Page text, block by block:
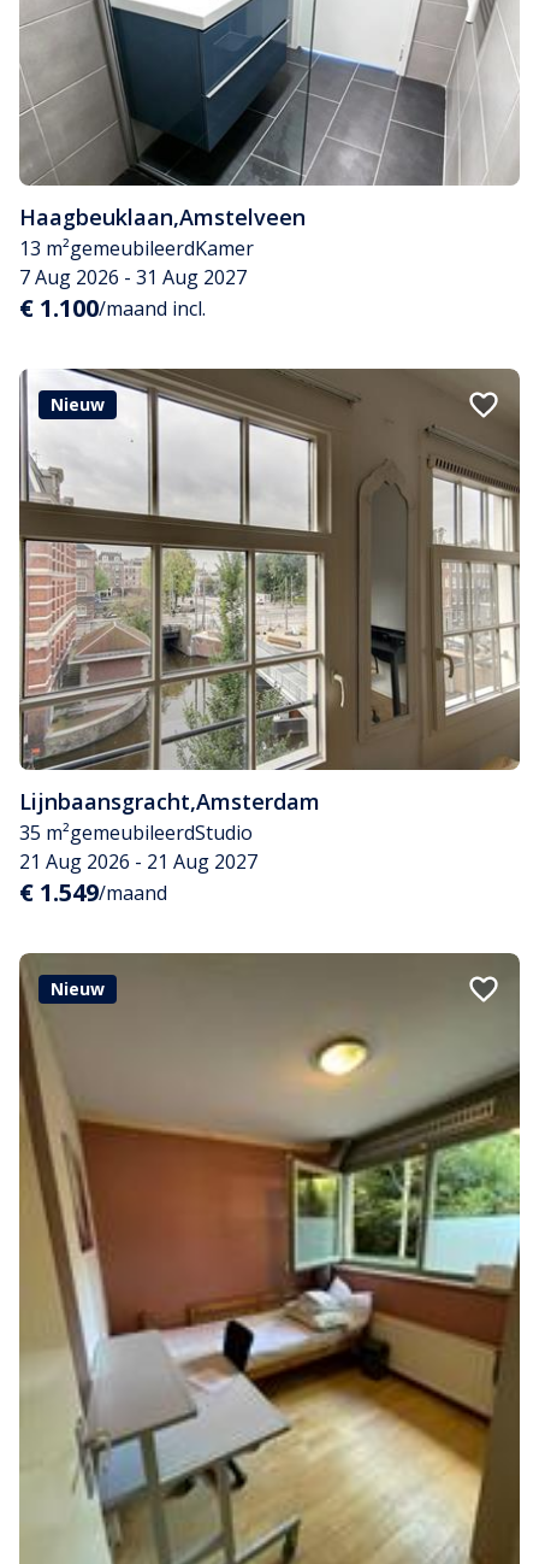
Haagbeuklaan,Amstelveen
13 m²gemeubileerdKamer
7 Aug 2026 - 31 Aug 2027
€ 1.100/maand incl.
Nieuw
Lijnbaansgracht,Amsterdam
35 m²gemeubileerdStudio
21 Aug 2026 - 21 Aug 2027
€ 1.549/maand
Nieuw